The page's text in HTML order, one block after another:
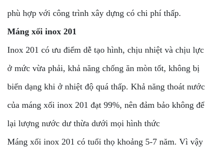
phù hợp với công trình xây dựng có chi phí thấp.
Máng xối inox 201
Inox 201 có ưu điểm dễ tạo hình, chịu nhiệt và chịu lực
ở mức vừa phải, khả năng chống ăn mòn tốt, không bị
biến dạng khi ở nhiệt độ quá thấp. Khả năng thoát nước
của máng xối inox 201 đạt 99%, nên đảm bảo không để
lại lượng nước dư thừa dưới mọi hình thức
Máng xối inox 201 có tuổi thọ khoảng 5-7 năm. Vì vậy